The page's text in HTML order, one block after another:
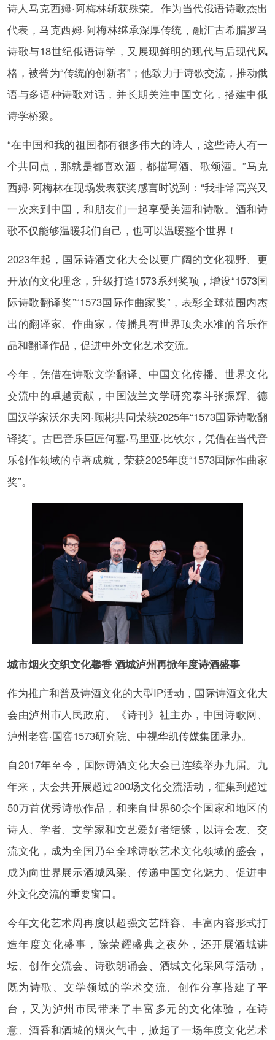
诗人马克西姆·阿梅林斩获殊荣。作为当代俄语诗歌杰出
代表，马克西姆·阿梅林继承深厚传统，融汇古希腊罗马
诗歌与18世纪俄语诗学，又展现鲜明的现代与后现代风
格，被誉为“传统的创新者”；他致力于诗歌交流，推动俄
语与多语种诗歌对话，并长期关注中国文化，搭建中俄
诗学桥梁。
“在中国和我的祖国都有很多伟大的诗人，这些诗人有一
个共同点，那就是都喜欢酒，都描写酒、歌颂酒。”马克
西姆·阿梅林在现场发表获奖感言时说到：“我非常高兴又
一次来到中国，和朋友们一起享受美酒和诗歌。酒和诗
歌不仅能够温暖我们自己，也可以温暖整个世界！
2023年起，国际诗酒文化大会以更广阔的文化视野、更
开放的文化理念，升级打造1573系列奖项，增设“1573国
际诗歌翻译奖”“1573国际作曲家奖”，表彰全球范围内杰
出的翻译家、作曲家，传播具有世界顶尖水准的音乐作
品和翻译作品，促进中外文化艺术交流。
今年，凭借在诗歌文学翻译、中国文化传播、世界文化
交流中的卓越贡献，中国波兰文学研究泰斗张振辉、德
国汉学家沃尔夫冈·顾彬共同荣获2025年“1573国际诗歌翻
译奖”。古巴音乐巨匠何塞·马里亚·比铁尔，凭借在当代音
乐创作领域的卓著成就，荣获2025年度“1573国际作曲家
奖”。
城市烟火交织文化馨香 酒城泸州再掀年度诗酒盛事
作为推广和普及诗酒文化的大型IP活动，国际诗酒文化大
会由泸州市人民政府、《诗刊》社主办，中国诗歌网、
泸州老窖·国窖1573研究院、中视华凯传媒集团承办。
自2017年至今，国际诗酒文化大会已连续举办九届。九
年来，大会共开展超过200场文化交流活动，征集到超过
50万首优秀诗歌作品，和来自世界60余个国家和地区的
诗人、学者、文学家和文艺爱好者结缘，以诗会友、交
流文化，成为全国乃至全球诗歌艺术文化领域的盛会，
成为向世界展示酒城风采、传递中国文化魅力、促进中
外文化交流的重要窗口。
今年文化艺术周再度以超强文艺阵容、丰富内容形式打
造年度文化盛事，除荣耀盛典之夜外，还开展酒城讲
坛、创作交流会、诗歌朗诵会、酒城文化采风等活动，
既为诗歌、文学领域的学术交流、创作分享搭建了平
台，又为泸州市民带来了丰富多元的文化体验，在诗
意、酒香和酒城的烟火气中，掀起了一场年度文化艺术